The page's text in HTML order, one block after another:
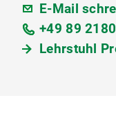
E-Mail
+49 89
Lehrstuhl